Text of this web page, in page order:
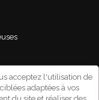
album orchestral
acceptez l'utilisation de
adaptées à vos